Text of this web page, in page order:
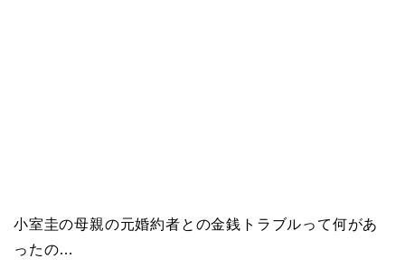
小室圭の母親の元婚約者との金銭トラブルって何があ
ったの…